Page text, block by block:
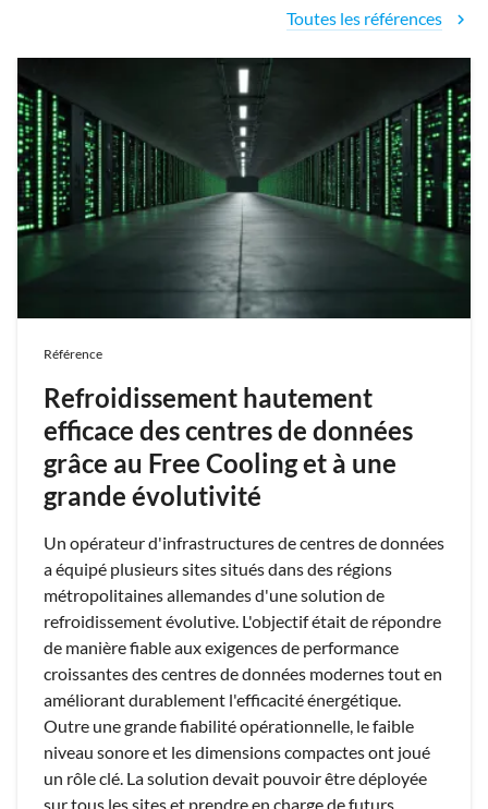
Toutes les références chevron_right
Référence
Refroidissement hautement
efficace des centres de données
grâce au Free Cooling et à une
grande évolutivité
Un opérateur d'infrastructures de centres de données
a équipé plusieurs sites situés dans des régions
métropolitaines allemandes d'une solution de
refroidissement évolutive. L'objectif était de répondre
de manière fiable aux exigences de performance
croissantes des centres de données modernes tout en
améliorant durablement l'efficacité énergétique.
Outre une grande fiabilité opérationnelle, le faible
niveau sonore et les dimensions compactes ont joué
un rôle clé. La solution devait pouvoir être déployée
sur tous les sites et prendre en charge de futurs